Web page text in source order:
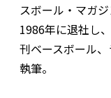
スボール・マガジ
1986年に退社し
刊ベースボール
執筆。